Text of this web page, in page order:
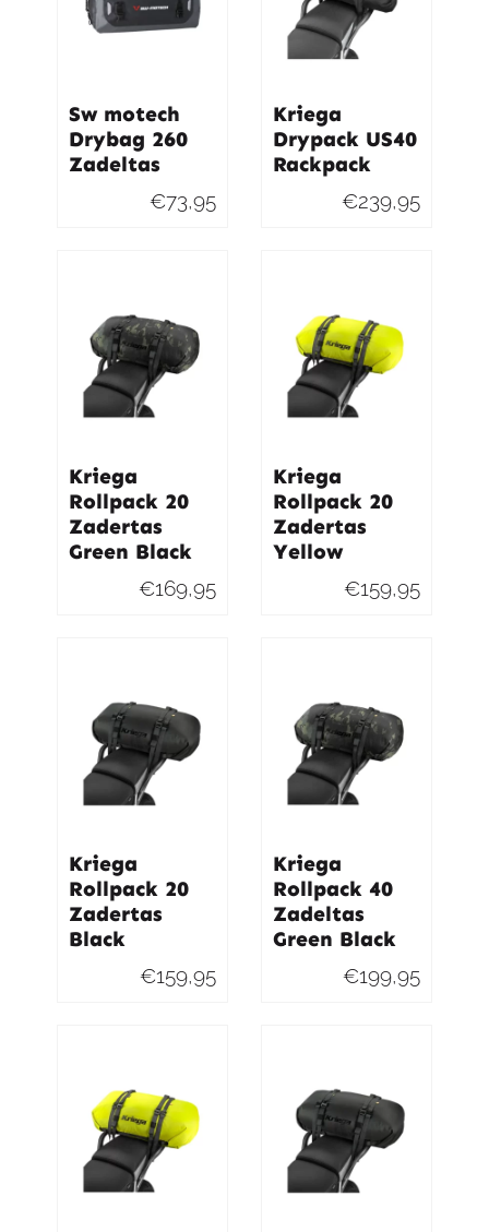
Sw motech
Drybag 260
Zadeltas
€73,95
Kriega
Drypack US40
Rackpack
€239,95
Kriega
Rollpack 20
Zadertas
Green Black
€169,95
Kriega
Rollpack 20
Zadertas
Yellow
€159,95
Kriega
Rollpack 20
Zadertas
Black
€159,95
Kriega
Rollpack 40
Zadeltas
Green Black
€199,95